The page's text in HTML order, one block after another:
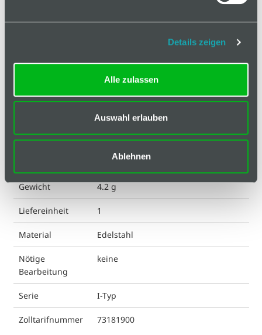
Details zeigen
Alle zulassen
Auswahl erlauben
Ablehnen
Klassifizierungen
der Nut
blank
Farbe silberfarbig
Gewicht 4.2 g
Liefereinheit 1
Material Edelstahl
Nötige
Bearbeitung
keine
Serie I-Typ
Zolltarifnummer 73181900